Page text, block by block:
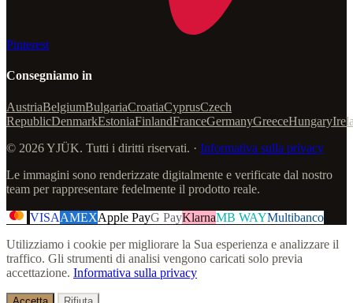
Pinterest
Consegniamo in
AustriaBelgiumBulgariaCroatiaCyprusCzech
RepublicDenmarkEstoniaFinlandFranceGermanyGreeceHungary
© 2026 YJÜK. Tutti i diritti riservati. · Informativa sulla privacy
Le immagini sono renderizzate digitalmente e verificate dal nostro
team per rappresentare fedelmente il prodotto reale.
VISAAMEXApple PayG PayKlarnaMB WAYMultibanco
Utilizziamo i cookie per migliorare la Sua esperienza e analizzare il
traffico. Gli strumenti di analisi vengono caricati solo previa
accettazione. Informativa sulla privacy